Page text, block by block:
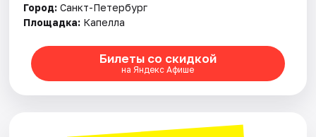
Город: Санкт-Петербург
Площадка: Капелла
Билеты со скидкой
на Яндекс Афише